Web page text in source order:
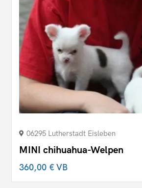
06295 Lutherstadt Eisleben
MINI chihuahua-Welpen
360,00 €VB